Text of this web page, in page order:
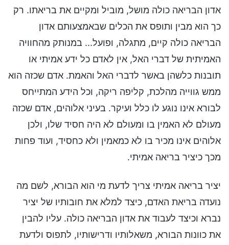
אדון הבריאה כולה מושל, מוביל ומקיים את בריאתו. רק
כך הוא מבין ותופס את הכלים שבאמצעותם אדון
הבריאה כולה קיים, מתגלה, ופועל... במנותק מהחוויה
האמיתית של דברי האל, אין לאדם כל ידע אמיתי או
תובנות כלשהן באשר לדברי האל והאמת. אדם שכזה הוא
ממש גווייה מהלכת, קליפה ריקה, וכל הידע המתייחס
לבורא אינו נוגע לו כלל ועיקר. בעיני אלוהים, אדם שכזה
מעולם לא האמין בו ומעולם לא היה חסיד שלו, ולכן
אלוהים אינו מכיר בו לא כמאמין ולא כחסיד, ועוד פחות
מכך כיציר בריאה אמיתי.
יציר בריאה אמיתי צריך לדעת מי הוא הבורא, לשם מה
נועדה בריאת האדם, כיצד למלא את חובותיו של יציר
נברא וכיצד לעבוד את אדון הבריאה כולה. עליו להבין
את כוונות הבורא, משאלותיו ודרישותיו, לתפוס ולדעת